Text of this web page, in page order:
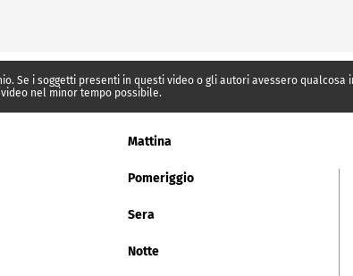
Se i soggetti presenti in questi video o gli autori avessero
nel minor tempo possibile.
Mattina
Pomeriggio
Sera
Notte